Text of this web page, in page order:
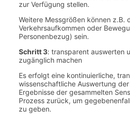
zur Verfügung stellen.
Weitere Messgrößen können z.B.
Verkehrsaufkommen oder
Personenbezug) sein.
Schritt 3: transparent auswerten
zugänglich machen
Es erfolgt eine kontinuierliche,
wissenschaftliche Auswertung
Ergebnisse der gesammelten
Prozess zurück, um
zu geben.